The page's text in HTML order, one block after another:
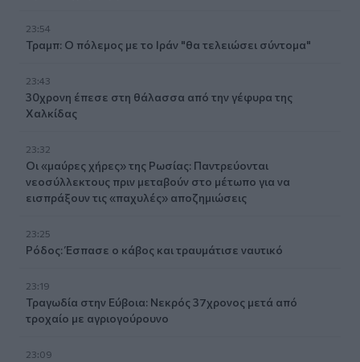
23:54
Τραμπ: Ο πόλεμος με το Ιράν "θα τελειώσει σύντομα"
23:43
30χρονη έπεσε στη θάλασσα από την γέφυρα της
Χαλκίδας
23:32
Οι «μαύρες χήρες» της Ρωσίας: Παντρεύονται
νεοσύλλεκτους πριν μεταβούν στο μέτωπο για να
εισπράξουν τις «παχυλές» αποζημιώσεις
23:25
Ρόδος: Έσπασε ο κάβος και τραυμάτισε ναυτικό
23:19
Τραγωδία στην Εύβοια: Νεκρός 37χρονος μετά από
τροχαίο με αγριογούρουνο
23:09